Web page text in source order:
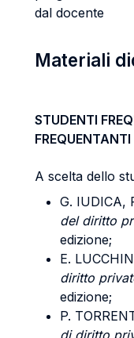
dal docente
Materiali
STUDENTI
FREQUENTANTI
A scelta dello
G. IUDICA,
del diritto
edizione;
E.
diritto
edizione;
P.
di diritto